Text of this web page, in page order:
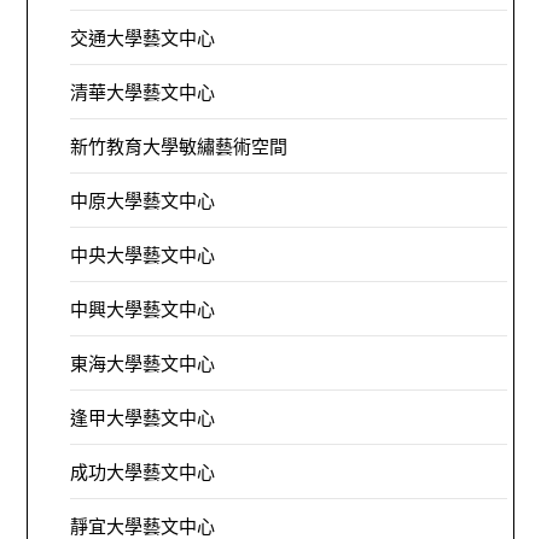
交通大學藝文中心
清華大學藝文中心
新竹教育大學敏繡藝術空間
中原大學藝文中心
中央大學藝文中心
中興大學藝文中心
東海大學藝文中心
逢甲大學藝文中心
成功大學藝文中心
靜宜大學藝文中心